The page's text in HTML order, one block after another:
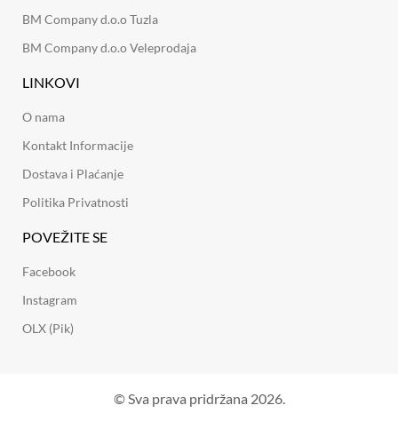
BM Company d.o.o Tuzla
BM Company d.o.o Veleprodaja
LINKOVI
O nama
Kontakt Informacije
Dostava i Plaćanje
Politika Privatnosti
POVEŽITE SE
Facebook
Instagram
OLX (Pik)
© Sva prava pridržana 2026.